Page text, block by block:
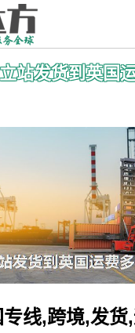
站发货到英国
专线,跨境,发货